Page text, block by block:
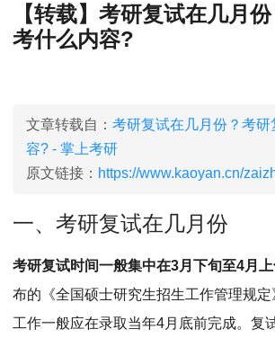
MEM工程管理
院校库 考试报名
MPA公共管理
院校库 考试报名
MPAcc会计专硕
院校库 考试报名 招生政策 学制
考试真题
报考经验 招生简章
【转载】考研复试在几月
考什么内容?
文章转载自： 考研复试在几月份？考研
容? - 掌上考研
原文链接： https://www.kaoyan.cn/
一、考研复试在几月份
考研复试时间一般集中在3月下旬至4月上
布的《全国硕士研究生招生工作管理规
工作一般应在录取当年4月底前完成。复